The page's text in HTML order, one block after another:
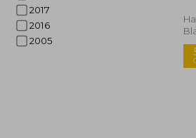
2017
2016
2005